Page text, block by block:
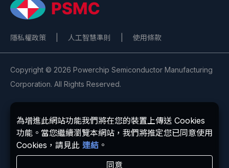
隱私權政策 人工智慧準則 使用條款
Copyright © 2026 Powerchip Semiconductor Manufacturing
Corporation. All Rights Reserved.
為增進此網站功能我們將在您的裝置上傳送 Cookies
功能。當您繼續瀏覽本網站，我們將推定您已同意使用
Cookies，請見此 連結 。
同意